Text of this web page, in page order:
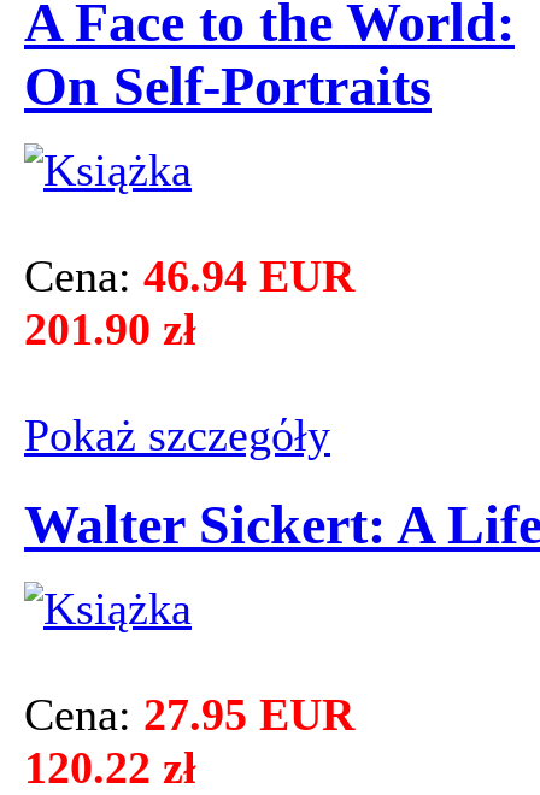
A Face to the World:
On Self-Portraits
Cena: 46.94 EUR
201.90 zł
Pokaż szczegόły
Walter Sickert: A
Cena: 27.95 EUR
120.22 zł